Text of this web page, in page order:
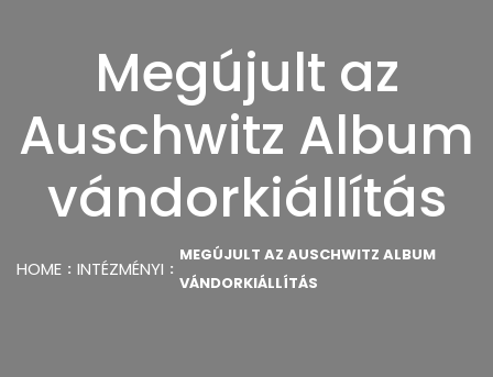
Megújult az
Auschwitz Album
vándorkiállítás
HOME INTÉZMÉNYI
MEGÚJULT AZ AUSCHWITZ ALBUM
VÁNDORKIÁLLÍTÁS